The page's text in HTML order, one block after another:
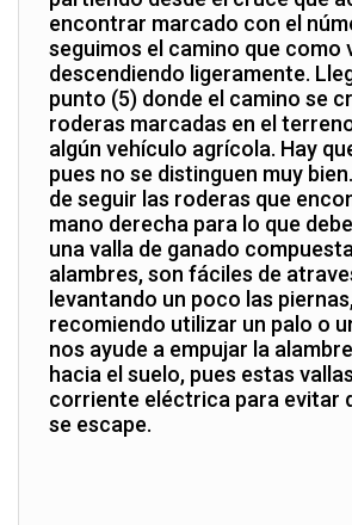
encontrar marcado con el
seguimos el camino que como
descendiendo ligeramente.
punto (5) donde el camino se
roderas marcadas en el
algún vehículo agrícola. Hay
pues no se distinguen muy
de seguir las roderas que
mano derecha para lo que
una valla de ganado
alambres, son fáciles de
levantando un poco las
recomiendo utilizar un palo o
nos ayude a empujar la
hacia el suelo, pues estas
corriente eléctrica para evitar
se escape.